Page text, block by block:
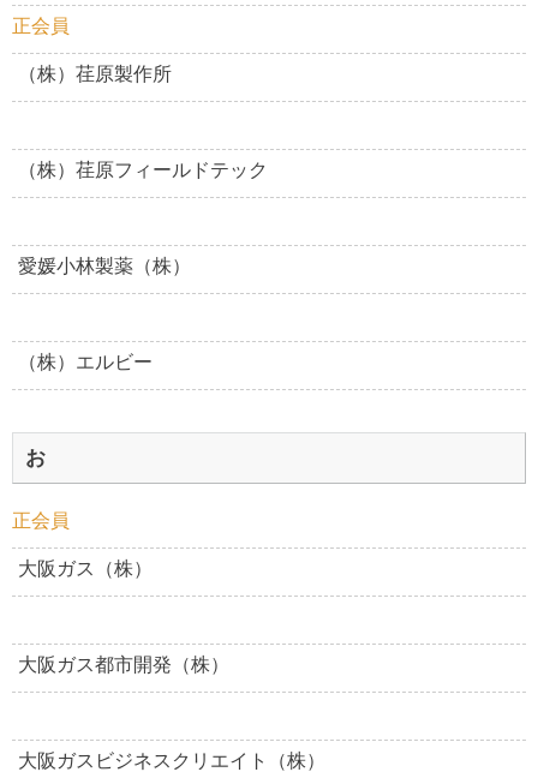
正会員
（株）荏原製作所
（株）荏原フィールドテック
愛媛小林製薬（株）
（株）エルビー
お
正会員
大阪ガス（株）
大阪ガス都市開発（株）
大阪ガスビジネスクリエイト（株）